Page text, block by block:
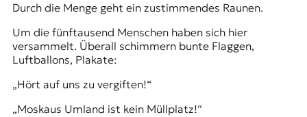
o
p
a
Durch die Menge geht ein zustimmendes Raunen.
Um die fünftausend Menschen haben sich hier
versammelt. Überall schimmern bunte Flaggen,
Luftballons, Plakate:
„Hört auf uns zu vergiften!“
„Moskaus Umland ist kein Müllplatz!“